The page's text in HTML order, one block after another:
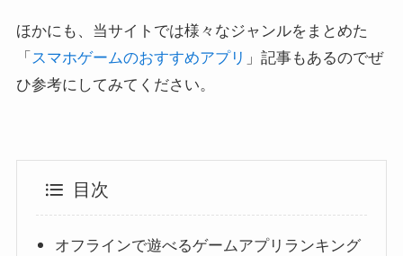
ほかにも、当サイトでは様々なジャンルをまとめた
「 スマホゲームのおすすめアプリ 」記事もあるのでぜ
ひ参考にしてみてください。
目次
オフラインで遊べるゲームアプリランキング